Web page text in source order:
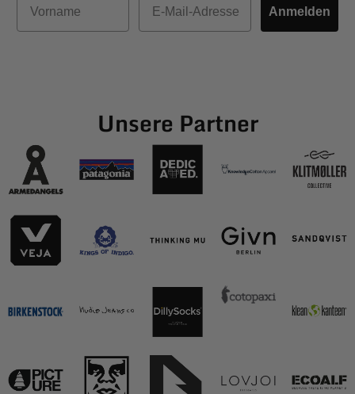
Anmelden
Unsere Partner